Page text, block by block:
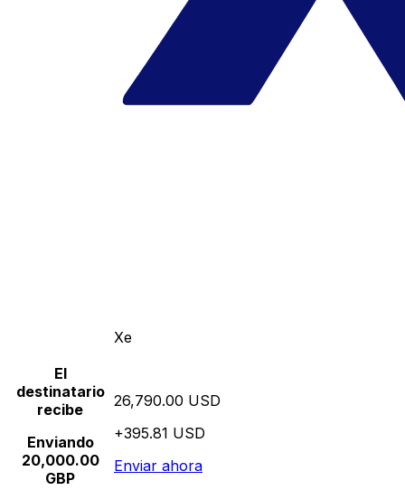
Xe
El
destinatario
recibe
Enviando
20,000.00
GBP
26,790.00 USD
+395.81 USD
Enviar ahora